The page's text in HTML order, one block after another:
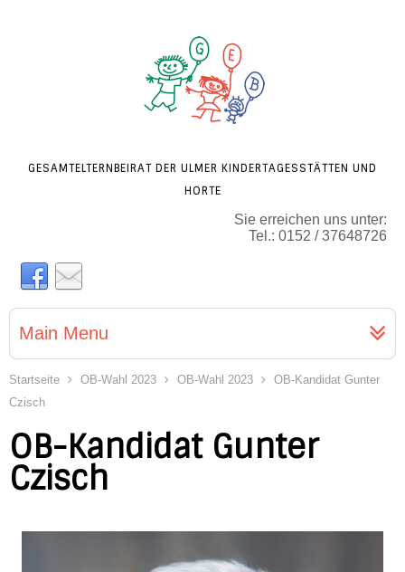
GESAMTELTERNBEIRAT DER ULMER KINDERTAGESSTÄTTEN UND
HORTE
Sie erreichen uns unter:
Tel.: 0152 / 37648726
Main Menu
Startseite OB-Wahl 2023 OB-Wahl 2023
OB-Kandidat Gunter
Czisch
OB-Kandidat Gunter
Czisch